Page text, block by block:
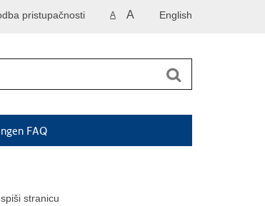
English
A A
pristupačnosti
FAQ
stranicu